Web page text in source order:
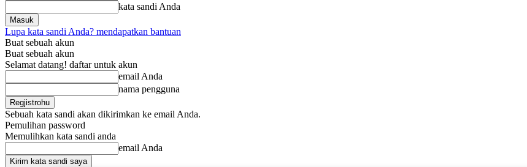
kata sandi Anda
Lupa kata sandi Anda? mendapatkan bantuan
Buat sebuah akun
Buat sebuah akun
Selamat datang! daftar untuk akun
email Anda
nama pengguna
Sebuah kata sandi akan dikirimkan ke email Anda.
Pemulihan password
Memulihkan kata sandi anda
email Anda